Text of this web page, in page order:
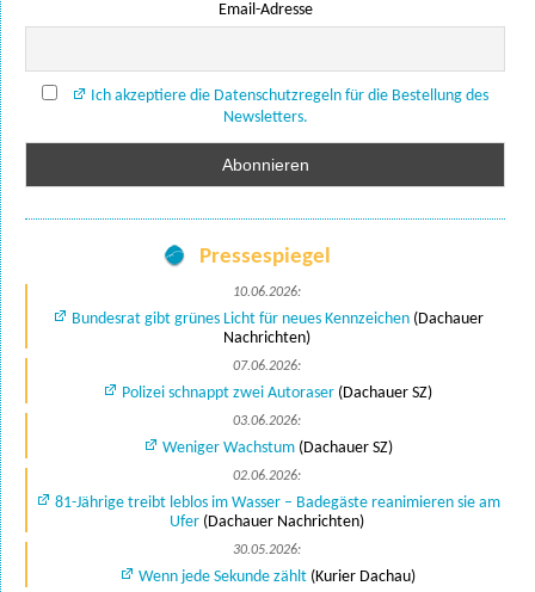
Email-Adresse
Ich akzeptiere die Datenschutzregeln für die Bestellung des
Newsletters.
Pressespiegel
10.06.2026:
Bundesrat gibt grünes Licht für neues Kennzeichen(Dachauer
Nachrichten)
07.06.2026:
Polizei schnappt zwei Autoraser (Dachauer SZ)
03.06.2026:
Weniger Wachstum(Dachauer SZ)
02.06.2026:
81-Jährige treibt leblos im Wasser – Badegäste reanimieren sie am
Ufer(Dachauer Nachrichten)
30.05.2026:
Wenn jede Sekunde zählt (Kurier Dachau)